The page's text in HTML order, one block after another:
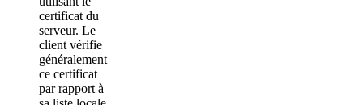
certificat du
serveur. Le
client vérifie
généralement
ce certificat
par rapport à